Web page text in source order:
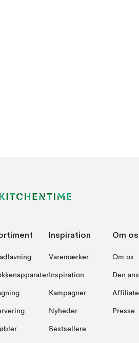
Inspiration
Varemærker
Inspiration
Kampagner
Nyheder
Bestsellere
Om os
Om os
Den
Affiliate
Presse